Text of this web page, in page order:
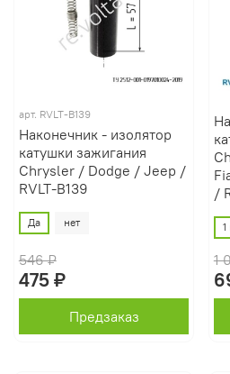
арт. RVLT-B139
Наконечник - изолятор
катушки зажигания
Chrysler / Dodge / Jeep /
RVLT-B139
Да нет
546 ₽
475 ₽
Предзаказ
/
1